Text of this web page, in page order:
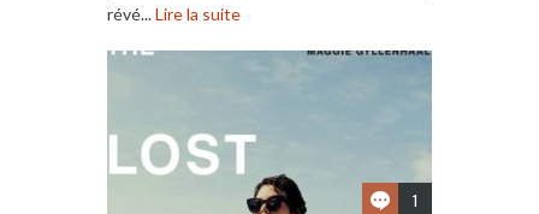
révé...Lire la suite
1